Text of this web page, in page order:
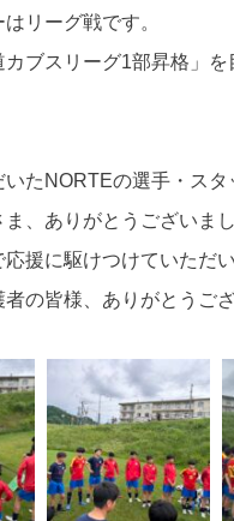
リーグ戦です。
ブスリーグ1部昇格」を
いたNORTEの選手・スタ
、ありがとうございまし
応援に駆けつけていただ
の皆様、ありがとうござ